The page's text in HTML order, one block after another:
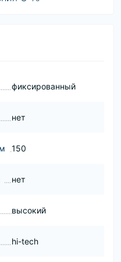
фиксированный
нет
150
нет
высокий
hi-tech